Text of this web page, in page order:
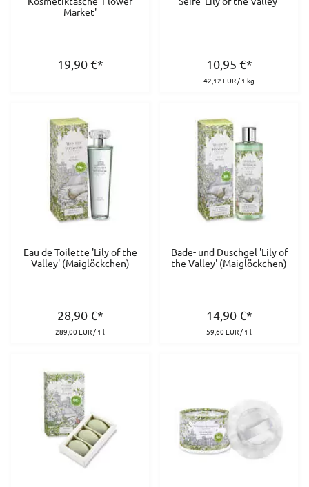
Market'
19,90€* 10,95 €*
42,12 EUR / 1 kg
Eau de Toilette 'Lily of the
Valley' (Maiglöckchen)
28,90€*
289,00 EUR / 1 l
Bade- und Duschgel 'Lily of
the Valley' (Maiglöckchen)
14,90€*
59,60 EUR / 1 l